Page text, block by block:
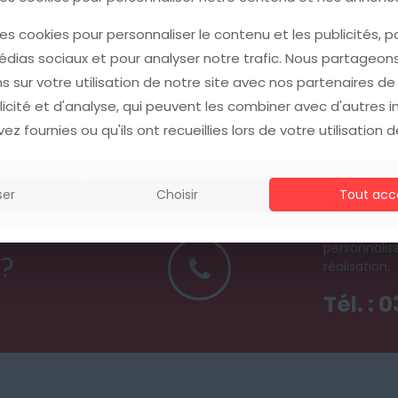
réalisation.
Tél. :
cookies pour personnaliser le contenu et les publicités,
sociaux et pour analyser notre trafic. Nous
sur votre utilisation de notre site avec nos partenaires
et d'analyse, qui peuvent les combiner avec d'autres
fournies ou qu'ils ont recueillies lors de votre utilisation
Choisir Tout
cookies pour personnaliser le contenu et les publicités,
sociaux et pour analyser notre trafic. Nous
sur votre utilisation de notre site avec nos partenaires
et d'analyse, qui peuvent les combiner avec d'autres
fournies ou qu'ils ont recueillies lors de votre utilisation
Choisir Tout